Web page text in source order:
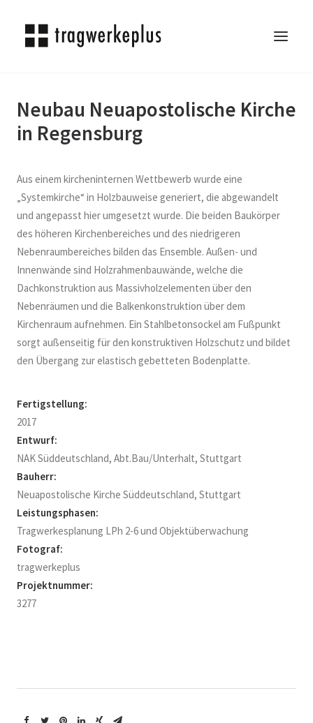
TRAGWERKEPLUS
BLOG
KARRIERE
KONTAKT
Neubau Neuapostolische Kirche
in Regensburg
Aus einem kircheninternen Wettbewerb wurde eine
„Systemkirche“ in Holzbauweise generiert, die abgewandelt
und angepasst hier umgesetzt wurde. Die beiden Baukörper
des höheren Kirchenbereiches und des niedrigeren
Nebenraumbereiches bilden das Ensemble. Außen- und
Innenwände sind Holzrahmenbauwände, welche die
Dachkonstruktion aus Massivholzelementen über den
Nebenräumen und die Balkenkonstruktion über dem
Kirchenraum aufnehmen. Ein Stahlbetonsockel am Fußpunkt
sorgt außenseitig für den konstruktiven Holzschutz und bildet
den Übergang zur elastisch gebetteten Bodenplatte.
Fertigstellung:
2017
Entwurf:
NAK Süddeutschland, Abt.Bau/Unterhalt, Stuttgart
Bauherr:
Neuapostolische Kirche Süddeutschland, Stuttgart
Leistungsphasen:
Tragwerkesplanung LPh 2-6 und Objektüberwachung
Fotograf:
tragwerkeplus
Projektnummer:
3277